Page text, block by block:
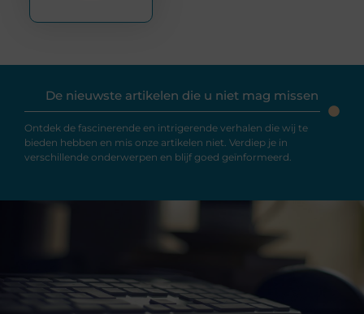
De nieuwste artikelen die u niet mag missen
Ontdek de fascinerende en intrigerende verhalen die wij te
bieden hebben en mis onze artikelen niet. Verdiep je in
verschillende onderwerpen en blijf goed geïnformeerd.